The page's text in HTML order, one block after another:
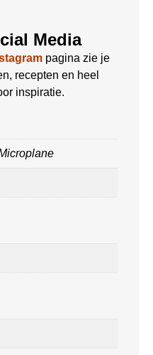
Media
pagina zie je
recepten en heel
inspiratie.